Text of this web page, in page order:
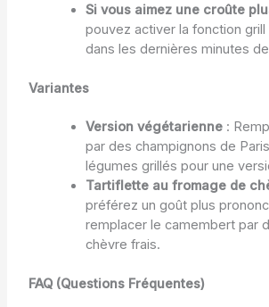
Si vous aimez une croûte
pouvez activer la fonction
dans les dernières minutes
Variantes
Version végétarienne:
par des champignons de
légumes grillés pour une
Tartiflette au fromage de
préférez un goût plus
remplacer le camembert par
chèvre frais.
FAQ (Questions Fréquentes)